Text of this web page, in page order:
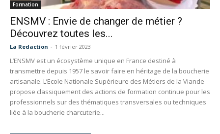
Formation
ENSMV : Envie de changer de métier ?
Découvrez toutes les...
La Redaction - 1 février 2023
L’ENSMV est un écosystème unique en France destiné à
transmettre depuis 1957 le savoir faire en héritage de la boucherie
artisanale. L’Ecole Nationale Supérieure des Métiers de la Viande
propose classiquement des actions de formation continue pour les
professionnels sur des thématiques transversales ou techniques
liée à la boucherie charcuterie...